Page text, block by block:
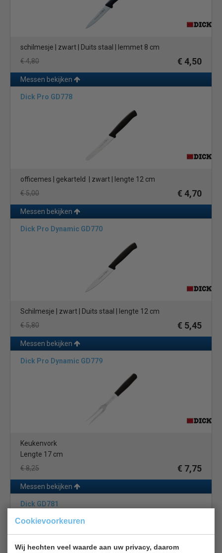
Cookievoorkeuren
Wij hechten veel waarde aan uw privacy, daarom
schilmesje | zwart | Duits staal | lemmet 8 cm
€ 4,80
€ 4,50
Messen bekijken
Dick Pro GD778
officemes | gekarteld | zwart | lengte 12 cm
€ 5,00
€ 4,70
Messen bekijken
Dick Pro Dynamic GD770
Schilmesje | zwart | Duits staal | lengte 12 cm
€ 5,80
€ 5,45
Messen bekijken
Dick Pro Dynamic GD779
Keukenvork
Lengte 17 cm
€ 8,25
€ 7,75
Messen bekijken
Dick GD781